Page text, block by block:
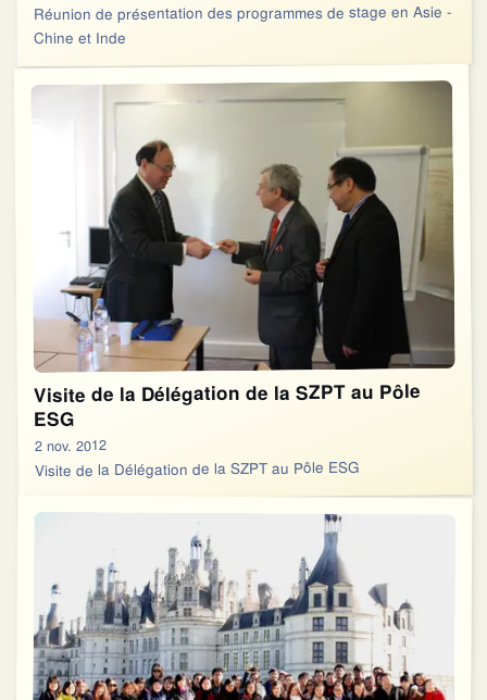
Réunion de présentation des programmes de stage en Asie -
Chine et Inde
Visite de la Délégation de la SZPT au Pôle
ESG
2 nov. 2012
Visite de la Délégation de la SZPT au Pôle ESG